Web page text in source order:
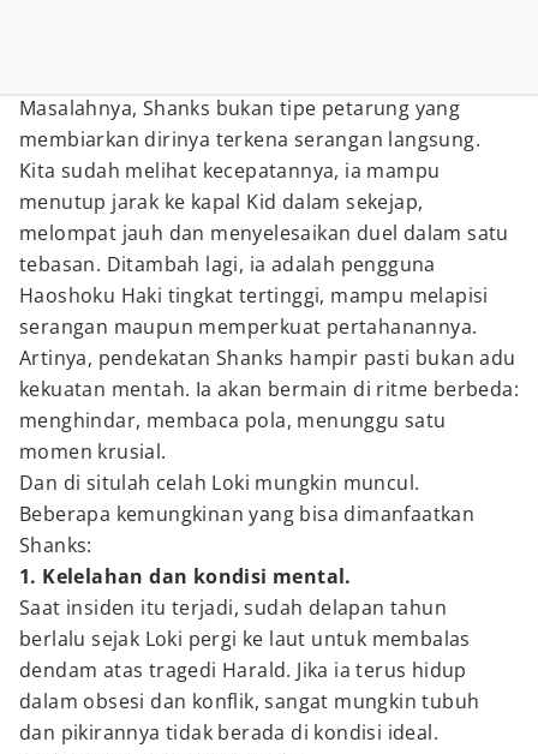
Masalahnya, Shanks bukan tipe petarung yang
membiarkan dirinya terkena serangan langsung.
Kita sudah melihat kecepatannya, ia mampu
menutup jarak ke kapal Kid dalam sekejap,
melompat jauh dan menyelesaikan duel dalam satu
tebasan. Ditambah lagi, ia adalah pengguna
Haoshoku Haki tingkat tertinggi, mampu melapisi
serangan maupun memperkuat pertahanannya.
Artinya, pendekatan Shanks hampir pasti bukan adu
kekuatan mentah. Ia akan bermain di ritme berbeda:
menghindar, membaca pola, menunggu satu
momen krusial.
Dan di situlah celah Loki mungkin muncul.
Beberapa kemungkinan yang bisa dimanfaatkan
Shanks:
1. Kelelahan dan kondisi mental.
Saat insiden itu terjadi, sudah delapan tahun
berlalu sejak Loki pergi ke laut untuk membalas
dendam atas tragedi Harald. Jika ia terus hidup
dalam obsesi dan konflik, sangat mungkin tubuh
dan pikirannya tidak berada di kondisi ideal.